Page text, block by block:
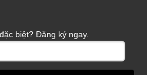
biệt? Đăng ký ngay.